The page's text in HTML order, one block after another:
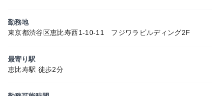
勤務地
東京都渋谷区恵比寿西1-10-11 フジワラビルディング2F
最寄り駅
恵比寿駅 徒歩2分